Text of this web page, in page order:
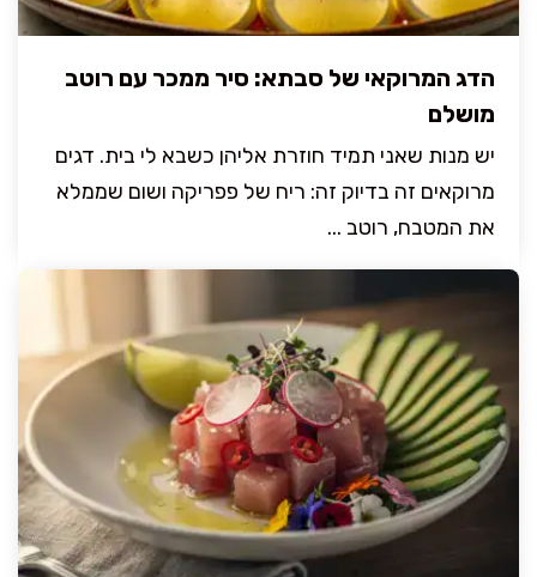
הדג המרוקאי של סבתא: סיר ממכר עם רוטב
מושלם
יש מנות שאני תמיד חוזרת אליהן כשבא לי בית. דגים
מרוקאים זה בדיוק זה: ריח של פפריקה ושום שממלא
את המטבח, רוטב ...